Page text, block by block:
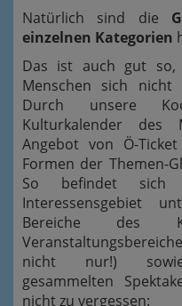
Natürlich sind die
einzelnen Kategorien
Das ist auch gut so,
Menschen sich nicht
Durch unsere
Kulturkalender des
Angebot von Ö-
Formen der Themen-
So befindet sich
Interessensgebiet
Bereiche des
nicht nur!)
gesammelten
nicht zu vergessen: